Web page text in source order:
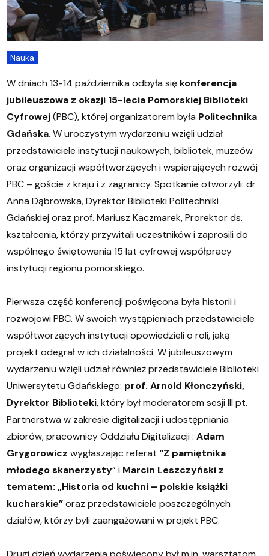
Nauka
W dniach 13-14 października odbyła się konferencja
jubileuszowa z okazji 15-lecia Pomorskiej Biblioteki
Cyfrowej(PBC), której organizatorem była Politechnika
Gdańska. W uroczystym wydarzeniu wzięli udział
przedstawiciele instytucji naukowych, bibliotek, muzeów
oraz organizacji współtworzących i wspierających rozwój
PBC – goście z kraju i z zagranicy. Spotkanie otworzyli: dr
Anna Dąbrowska, Dyrektor Biblioteki Politechniki
Gdańskiej oraz prof. Mariusz Kaczmarek, Prorektor ds.
kształcenia, którzy przywitali uczestników i zaprosili do
wspólnego świętowania 15 lat cyfrowej współpracy
instytucji regionu pomorskiego.
Pierwsza część konferencji poświęcona była historii i
rozwojowi PBC. W swoich wystąpieniach przedstawiciele
współtworzących instytucji opowiedzieli o roli, jaką
projekt odegrał w ich działalności. W jubileuszowym
wydarzeniu wzięli udział również przedstawiciele Biblioteki
Uniwersytetu Gdańskiego: prof. Arnold Kłonczyński,
Dyrektor Biblioteki, który był moderatorem sesji III pt.
Partnerstwa w zakresie digitalizacji i udostępniania
zbiorów, pracownicy Oddziału Digitalizacji : Adam
Grygorowicz wygłaszając referat "Z pamiętnika
młodego skanerzysty” i Marcin Leszczyński z
tematem: „Historia od kuchni – polskie książki
kucharskie”oraz przedstawiciele poszczególnych
działów, którzy byli zaangażowani w projekt PBC.